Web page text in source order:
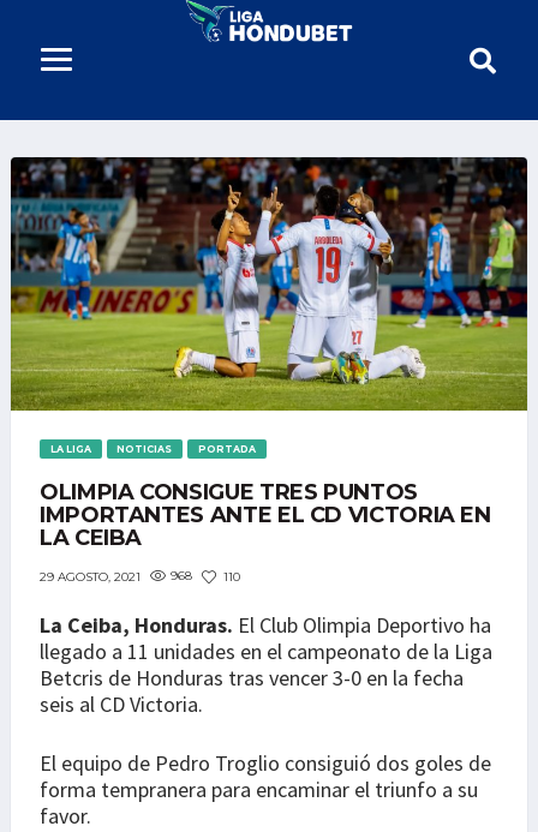
LA LIGA NOTICIAS PORTADA
OLIMPIA CONSIGUE TRES PUNTOS
IMPORTANTES ANTE EL CD VICTORIA EN
LA CEIBA
29 AGOSTO, 2021 968 110
La Ceiba, Honduras. El Club Olimpia Deportivo ha
llegado a 11 unidades en el campeonato de la Liga
Betcris de Honduras tras vencer 3-0 en la fecha
seis al CD Victoria.
El equipo de Pedro Troglio consiguió dos goles de
forma tempranera para encaminar el triunfo a su
favor.